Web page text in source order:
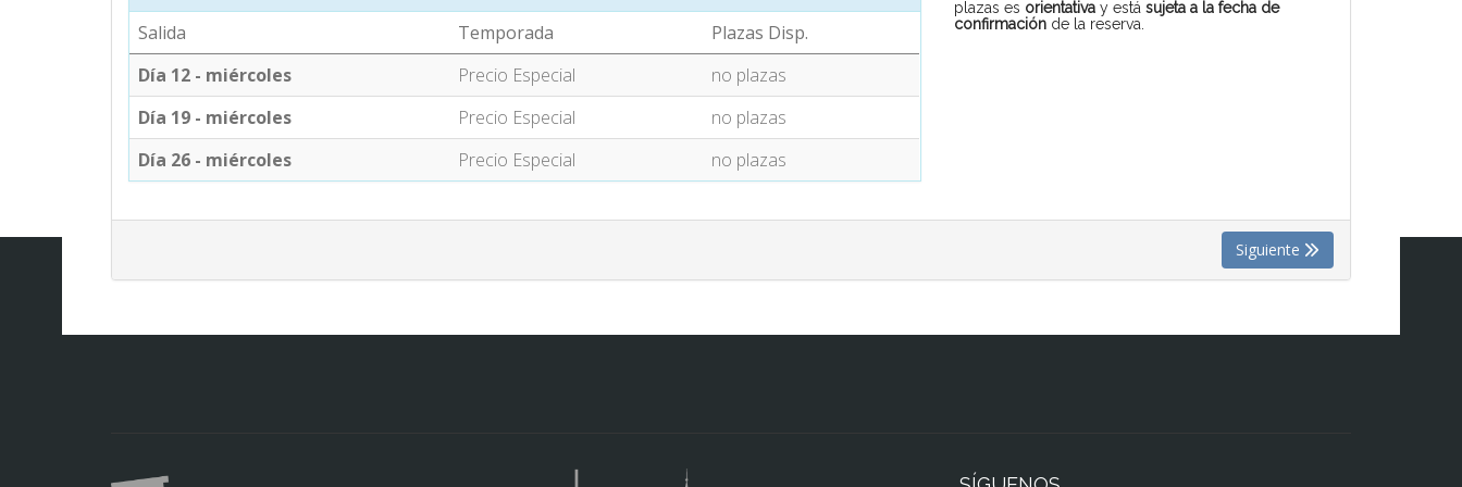
Salida
Temporada
Plazas Disp.
Día 12 - miércoles
Precio Especial
no plazas
Día 19 - miércoles
Precio Especial
no plazas
Día 26 - miércoles
Precio Especial no plazas
plazas es orientativay está sujeta a la fecha de
confirmaciónde la reserva.
Siguiente